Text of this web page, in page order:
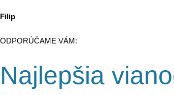
Filip
ODPORÚČAME VÁM:
Najlepšia